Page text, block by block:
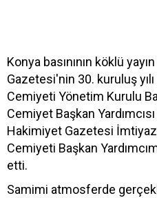
Konya basınının köklü
Gazetesi'nin 30. kuruluş
Cemiyeti Yönetim Kurulu
Cemiyet Başkan
Hakimiyet Gazetesi
Cemiyeti Başkan
etti.
Samimi atmosferde